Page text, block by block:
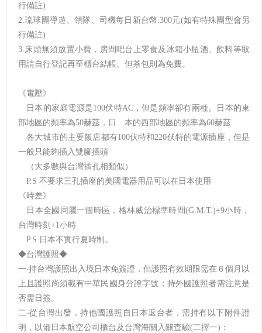
行備註)
2.琉球團導遊、領隊、司機每日新台幣:300元(如有特殊團型會另
行備註)
3.床頭無須放置小費，房間吧台上零食及冰箱小瓶酒、飲料等取
用請自行登記再至櫃台結帳。但茶包則為免費。
《電壓》
日本的家庭電源是100伏特AC，但是頻率卻有兩種。日本的東
部地區的頻率為50赫茲，日 本的西部地區的頻率為60赫茲
各大城市的主要飯店都有100伏特和220伏特的電源插座，但是
一般只能夠插入雙腳插頭
（大多數與台灣插孔相類似）
P.S 不要求三孔插座的美國電器用品可以在日本使用
《時差》
日本全國同屬一個時區，格林威治標準時間(G.M.T.)+9小時，
台灣時刻+1小時
P.S 日本不實行夏時制。
◆台灣護照◆
一‧持台灣護照出入境日本免簽證，但護照有效期限需在６個月以
上且護照尚須載有中華民國身分證字號；持外國護照者需注意是
否需日簽。
二‧從台灣出發，持他國護照自日本返台者，需持有以下附件證
明，以備日本航空公司櫃台及台灣海關入關查驗(二擇一)：